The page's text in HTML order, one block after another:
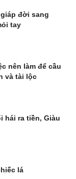
đời sang
tay
nên làm để cầu
và tài lộc
hái ra tiền, Giàu
lá